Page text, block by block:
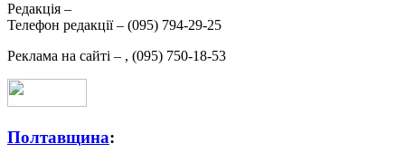
Редакція –
Телефон редакції – (095) 794-29-25
Реклама на сайті – , (095) 750-18-53
Полтавщина: